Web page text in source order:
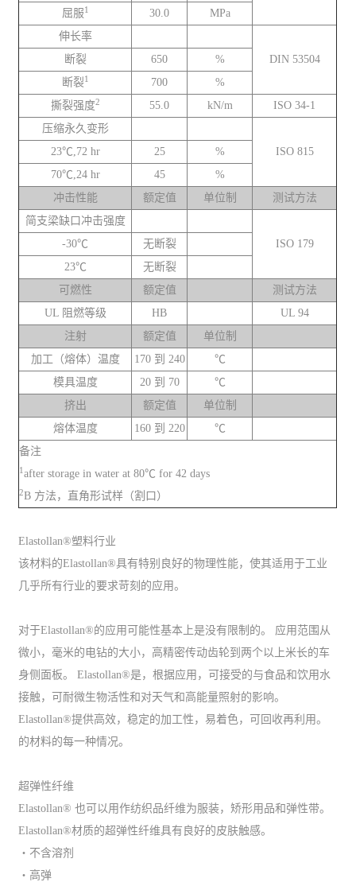
屈服1 30.0
MPa
伸长率
DIN 53504
断裂 650
%
断裂1 700
%
撕裂强度2 55.0 kN/m
ISO 34-1
压缩永久变形
ISO 815
23℃,72 hr 25
%
70℃,24 hr
45
%
冲击性能
额定值 单位制
测试方法
简支梁缺口冲击强度
ISO 179
-30℃
无断裂
23℃
无断裂
可燃性
额定值
测试方法
UL 阻燃等级
HB
UL 94
注射
额定值
单位制
加工（熔体）温度
170 到 240
℃
模具温度
20 到 70
℃
挤出
额定值
单位制
熔体温度
160 到 220
℃
备注
1 after storage in water at 80℃ for 42 days
2B 方法，直角形试样（割口）
Elastollan®塑料行业
该材料的Elastollan®具有特别良好的物理性能，使其适用于工业
几乎所有行业的要求苛刻的应用。
对于Elastollan®的应用可能性基本上是没有限制的。 应用范围从
微小，毫米的电钻的大小，高精密传动齿轮到两个以上米长的车
身侧面板。 Elastollan®是，根据应用，可接受的与食品和饮用水
接触，可耐微生物活性和对天气和高能量照射的影响。
Elastollan®提供高效，稳定的加工性，易着色，可回收再利用。
的材料的每一种情况。
超弹性纤维
Elastollan® 也可以用作纺织品纤维为服装，矫形用品和弹性带。
Elastollan®材质的超弹性纤维具有良好的皮肤触感。
・不含溶剂
・高弹